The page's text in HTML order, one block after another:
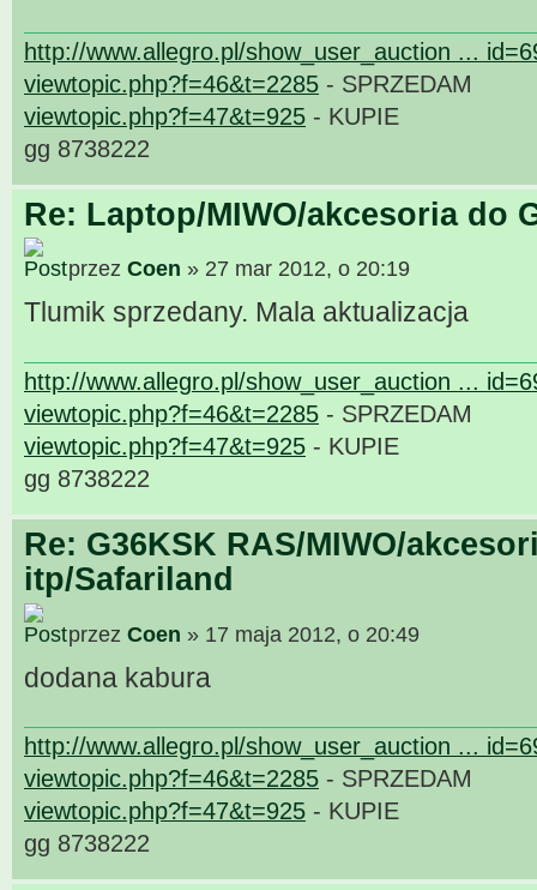
http://www.allegro.pl/show_user_auction ...
viewtopic.php?f=46&t=2285 - SPRZEDAM
viewtopic.php?f=47&t=925 - KUPIE
gg 8738222
Re: Laptop/MIWO/akcesoria do
przez Coen » 27 mar 2012, o 20:19
Tlumik sprzedany. Mala aktualizacja
http://www.allegro.pl/show_user_auction ...
viewtopic.php?f=46&t=2285 - SPRZEDAM
viewtopic.php?f=47&t=925 - KUPIE
gg 8738222
Re: G36KSK RAS/MIWO/
itp/Safariland
przez Coen » 17 maja 2012, o 20:49
dodana kabura
http://www.allegro.pl/show_user_auction ...
viewtopic.php?f=46&t=2285 - SPRZEDAM
viewtopic.php?f=47&t=925 - KUPIE
gg 8738222